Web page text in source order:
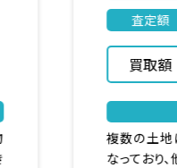
150万
150
複数の土地に分か
なっており、他一部